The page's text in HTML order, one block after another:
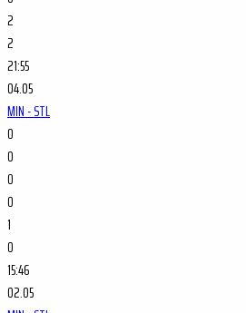
2
2
21:55
04.05
MIN - STL
0
0
0
0
1
0
15:46
02.05